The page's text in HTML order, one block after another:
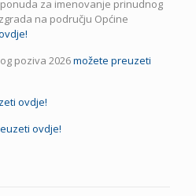
za imenovanje prinudnog
na području Općine
poziva 2026možete preuzeti
ovdje!
ovdje!